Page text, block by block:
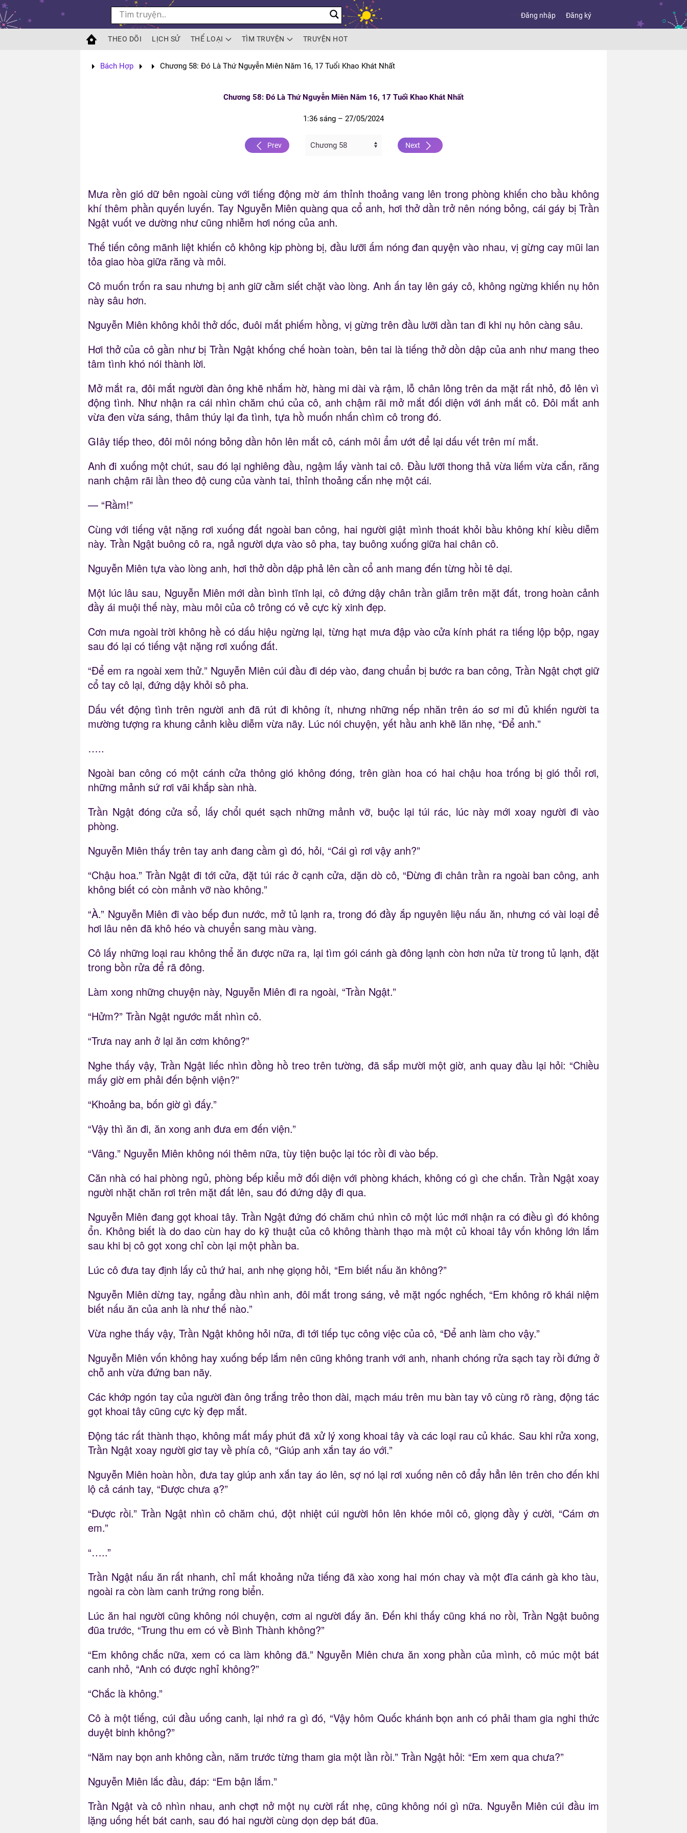
Skip to main content
Đăng nhập Đăng ký
THEO DÕI LỊCH SỬ THỂ LOẠI TÌM TRUYỆN TRUYỆN HOT
Bách Hợp Chương 58: Đó Là Thứ Nguyễn Miên Năm 16, 17 Tuổi Khao Khát Nhất
Chương 58: Đó Là Thứ Nguyễn Miên Năm 16, 17 Tuổi Khao Khát Nhất
1:36 sáng – 27/05/2024
Prev Next
Mưa rền gió dữ bên ngoài cùng với tiếng động mờ ám thỉnh thoảng vang lên trong phòng khiến cho bầu không
khí thêm phần quyến luyến. Tay Nguyễn Miên quàng qua cổ anh, hơi thở dần trở nên nóng bỏng, cái gáy bị Trần
Ngật vuốt ve dường như cũng nhiễm hơi nóng của anh.
Thế tiến công mãnh liệt khiến cô không kịp phòng bị, đầu lưỡi ấm nóng đan quyện vào nhau, vị gừng cay mũi lan
tỏa giao hòa giữa răng và môi.
Cô muốn trốn ra sau nhưng bị anh giữ cằm siết chặt vào lòng. Anh ấn tay lên gáy cô, không ngừng khiến nụ hôn
này sâu hơn.
Nguyễn Miên không khỏi thở dốc, đuôi mắt phiếm hồng, vị gừng trên đầu lưỡi dần tan đi khi nụ hôn càng sâu.
Hơi thở của cô gần như bị Trần Ngật khống chế hoàn toàn, bên tai là tiếng thở dồn dập của anh như mang theo
tâm tình khó nói thành lời.
Mở mắt ra, đôi mắt người đàn ông khẽ nhắm hờ, hàng mi dài và rậm, lỗ chân lông trên da mặt rất nhỏ, đỏ lên vì
động tình. Như nhận ra cái nhìn chăm chú của cô, anh chậm rãi mở mắt đối diện với ánh mắt cô. Đôi mắt anh
vừa đen vừa sáng, thâm thúy lại đa tình, tựa hồ muốn nhấn chìm cô trong đó.
GIây tiếp theo, đôi môi nóng bỏng dần hôn lên mắt cô, cánh môi ẩm ướt để lại dấu vết trên mí mắt.
Anh đi xuống một chút, sau đó lại nghiêng đầu, ngậm lấy vành tai cô. Đầu lưỡi thong thả vừa liếm vừa cắn, răng
nanh chậm rãi lần theo độ cung của vành tai, thỉnh thoảng cắn nhẹ một cái.
— “Rầm!”
Cùng với tiếng vật nặng rơi xuống đất ngoài ban công, hai người giật mình thoát khỏi bầu không khí kiều diễm
này. Trần Ngật buông cô ra, ngả người dựa vào sô pha, tay buông xuống giữa hai chân cô.
Nguyễn Miên tựa vào lòng anh, hơi thở dồn dập phả lên cần cổ anh mang đến từng hồi tê dại.
Một lúc lâu sau, Nguyễn Miên mới dần bình tĩnh lại, cô đứng dậy chân trần giẫm trên mặt đất, trong hoàn cảnh
đầy ái muội thế này, màu môi của cô trông có vẻ cực kỳ xinh đẹp.
Cơn mưa ngoài trời không hề có dấu hiệu ngừng lại, từng hạt mưa đập vào cửa kính phát ra tiếng lộp bộp, ngay
sau đó lại có tiếng vật nặng rơi xuống đất.
“Để em ra ngoài xem thử.” Nguyễn Miên cúi đầu đi dép vào, đang chuẩn bị bước ra ban công, Trần Ngật chợt giữ
cổ tay cô lại, đứng dậy khỏi sô pha.
Dấu vết động tình trên người anh đã rút đi không ít, nhưng những nếp nhăn trên áo sơ mi đủ khiến người ta
mường tượng ra khung cảnh kiều diễm vừa nãy. Lúc nói chuyện, yết hầu anh khẽ lăn nhẹ, “Để anh.”
…..
Ngoài ban công có một cánh cửa thông gió không đóng, trên giàn hoa có hai chậu hoa trống bị gió thổi rơi,
những mảnh sứ rơi vãi khắp sàn nhà.
Trần Ngật đóng cửa sổ, lấy chổi quét sạch những mảnh vỡ, buộc lại túi rác, lúc này mới xoay người đi vào
phòng.
Nguyễn Miên thấy trên tay anh đang cầm gì đó, hỏi, “Cái gì rơi vậy anh?”
“Chậu hoa.” Trần Ngật đi tới cửa, đặt túi rác ở cạnh cửa, dặn dò cô, “Đừng đi chân trần ra ngoài ban công, anh
không biết có còn mảnh vỡ nào không.”
“À.” Nguyễn Miên đi vào bếp đun nước, mở tủ lạnh ra, trong đó đầy ắp nguyên liệu nấu ăn, nhưng có vài loại để
hơi lâu nên đã khô héo và chuyển sang màu vàng.
Cô lấy những loại rau không thể ăn được nữa ra, lại tìm gói cánh gà đông lạnh còn hơn nửa từ trong tủ lạnh, đặt
trong bồn rửa để rã đông.
Làm xong những chuyện này, Nguyễn Miên đi ra ngoài, “Trần Ngật.”
“Hửm?” Trần Ngật ngước mắt nhìn cô.
“Trưa nay anh ở lại ăn cơm không?”
Nghe thấy vậy, Trần Ngật liếc nhìn đồng hồ treo trên tường, đã sắp mười một giờ, anh quay đầu lại hỏi: “Chiều
mấy giờ em phải đến bệnh viện?”
“Khoảng ba, bốn giờ gì đấy.”
“Vậy thì ăn đi, ăn xong anh đưa em đến viện.”
“Vâng.” Nguyễn Miên không nói thêm nữa, tùy tiện buộc lại tóc rồi đi vào bếp.
Căn nhà có hai phòng ngủ, phòng bếp kiểu mở đối diện với phòng khách, không có gì che chắn. Trần Ngật xoay
người nhặt chăn rơi trên mặt đất lên, sau đó đứng dậy đi qua.
Nguyễn Miên đang gọt khoai tây. Trần Ngật đứng đó chăm chú nhìn cô một lúc mới nhận ra có điều gì đó không
ổn. Không biết là do dao cùn hay do kỹ thuật của cô không thành thạo mà một củ khoai tây vốn không lớn lắm
sau khi bị cô gọt xong chỉ còn lại một phần ba.
Lúc cô đưa tay định lấy củ thứ hai, anh nhẹ giọng hỏi, “Em biết nấu ăn không?”
Nguyễn Miên dừng tay, ngẩng đầu nhìn anh, đôi mắt trong sáng, vẻ mặt ngốc nghếch, “Em không rõ khái niệm
biết nấu ăn của anh là như thế nào.”
Vừa nghe thấy vậy, Trần Ngật không hỏi nữa, đi tới tiếp tục công việc của cô, “Để anh làm cho vậy.”
Nguyễn Miên vốn không hay xuống bếp lắm nên cũng không tranh với anh, nhanh chóng rửa sạch tay rồi đứng ở
chỗ anh vừa đứng ban nãy.
Các khớp ngón tay của người đàn ông trắng trẻo thon dài, mạch máu trên mu bàn tay vô cùng rõ ràng, động tác
gọt khoai tây cũng cực kỳ đẹp mắt.
Động tác rất thành thạo, không mất mấy phút đã xử lý xong khoai tây và các loại rau củ khác. Sau khi rửa xong,
Trần Ngật xoay người giơ tay về phía cô, “Giúp anh xắn tay áo với.”
Nguyễn Miên hoàn hồn, đưa tay giúp anh xắn tay áo lên, sợ nó lại rơi xuống nên cô đẩy hẳn lên trên cho đến khi
lộ cả cánh tay, “Được chưa ạ?”
“Được rồi.” Trần Ngật nhìn cô chăm chú, đột nhiệt cúi người hôn lên khóe môi cô, giọng đầy ý cười, “Cám ơn
em.”
“…..”
Trần Ngật nấu ăn rất nhanh, chỉ mất khoảng nửa tiếng đã xào xong hai món chay và một đĩa cánh gà kho tàu,
ngoài ra còn làm canh trứng rong biển.
Lúc ăn hai người cũng không nói chuyện, cơm ai người đấy ăn. Đến khi thấy cũng khá no rồi, Trần Ngật buông
đũa trước, “Trung thu em có về Bình Thành không?”
“Em không chắc nữa, xem có ca làm không đã.” Nguyễn Miên chưa ăn xong phần của mình, cô múc một bát
canh nhỏ, “Anh có được nghỉ không?”
“Chắc là không.”
Cô à một tiếng, cúi đầu uống canh, lại nhớ ra gì đó, “Vậy hôm Quốc khánh bọn anh có phải tham gia nghi thức
duyệt binh không?”
“Năm nay bọn anh không cần, năm trước từng tham gia một lần rồi.” Trần Ngật hỏi: “Em xem qua chưa?”
Nguyễn Miên lắc đầu, đáp: “Em bận lắm.”
Trần Ngật và cô nhìn nhau, anh chợt nở một nụ cười rất nhẹ, cũng không nói gì nữa. Nguyễn Miên cúi đầu im
lặng uống hết bát canh, sau đó hai người cùng dọn dẹp bát đũa.